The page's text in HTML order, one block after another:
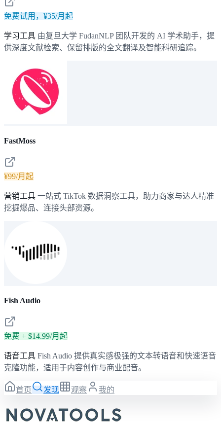
免费试用，¥35/月起
学习工具 由复旦大学 FudanNLP 团队开发的 AI 学术助手，提
供深度文献检索、保留排版的全文翻译及智能科研追踪。
FastMoss
¥99/月起
营销工具 一站式 TikTok 数据洞察工具，助力商家与达人精准
挖掘爆品、连接头部资源。
Fish Audio
免费 + $14.99/月起
语音工具 Fish Audio 提供真实感极强的文本转语音和快速语音
克隆功能，适用于内容创作与商业配音。
首页 发现 观察 我的